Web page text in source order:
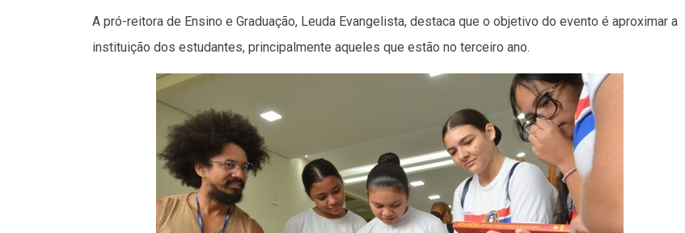
A pró-reitora de Ensino e Graduação, Leuda Evangelista, destaca que o objetivo do evento é aproximar a
instituição dos estudantes, principalmente aqueles que estão no terceiro ano.